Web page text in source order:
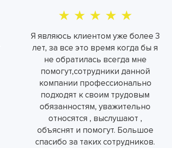
Я являюсь клиентом уже более 3
лет, за все это время когда бы я
не обратилась всегда мне
помогут,сотрудники данной
компании профессионально
подходят к своим трудовым
обязанностям, уважительно
относятся , выслушают ,
объяснят и помогут. Большое
спасибо за таких сотрудников.